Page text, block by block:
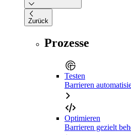
Zurück
Prozesse
Testen
Barrieren
Optimieren
Barrieren gezielt